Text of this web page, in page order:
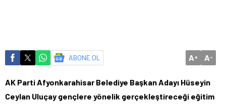
ABONE OL A+ A-
AK Parti Afyonkarahisar Belediye Başkan Adayı Hüseyin
Ceylan Uluçay gençlere yönelik gerçekleştireceği eğitim